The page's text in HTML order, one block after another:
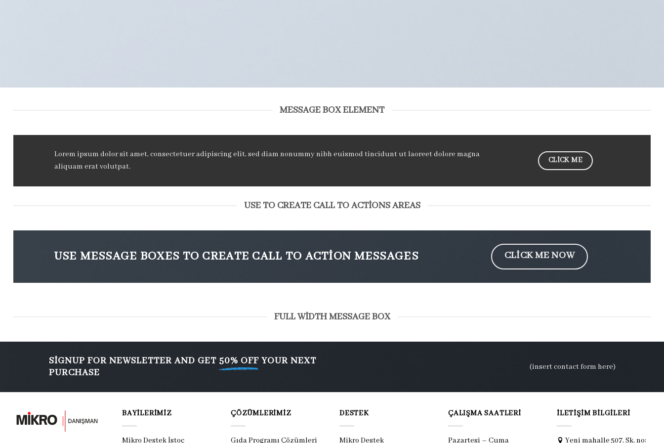
MESSAGE BOX ELEMENT
Lorem ipsum dolor sit amet, consectetuer adipiscing elit, sed diam nonummy nibh euismod tincidunt ut laoreet dolore magna
aliquam erat volutpat.
CLICK ME
USE TO CREATE CALL TO ACTIONS AREAS
USE MESSAGE BOXES TO CREATE CALL TO ACTION MESSAGES CLICK ME NOW
FULL WIDTH MESSAGE BOX
SIGNUP FOR NEWSLETTER AND GET 50% OFFYOUR NEXT
PURCHASE
(insert contact form here)
BAYILERIMIZ
Mikro Destek İstoç
ÇÖZÜMLERIMIZ
Gıda Programı Çözümleri
DESTEK
Mikro Destek
ÇALIŞMA SAATLERI
Pazartesi – Cuma
İLETIŞIM BILGILERI
Yeni mahalle 507. Sk. no: